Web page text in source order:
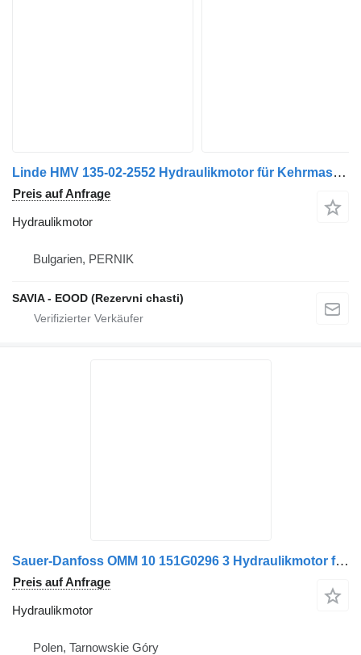
Linde HMV 135-02-2552 Hydraulikmotor für Kehrmaschine
Preis auf Anfrage
Hydraulikmotor
Bulgarien, PERNIK
SAVIA - EOOD (Rezervni chasti)
Sauer-Danfoss OMM 10 151G0296 3 Hydraulikmotor für Schmidt Kehrmaschine
Preis auf Anfrage
Hydraulikmotor
Polen, Tarnowskie Góry